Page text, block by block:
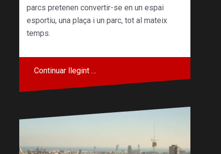
parcs pretenen convertir-se en un espai
esportiu, una plaça i un parc, tot al mateix
temps.
Continuar llegint …